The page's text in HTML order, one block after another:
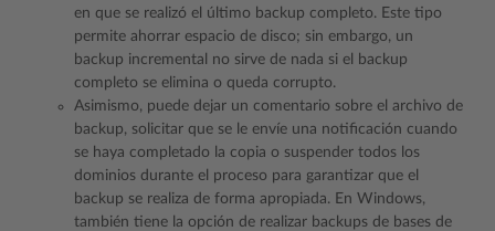
en que se realizó el último backup completo. Este tipo
permite ahorrar espacio de disco; sin embargo, un
backup incremental no sirve de nada si el backup
completo se elimina o queda corrupto.
Asimismo, puede dejar un comentario sobre el archivo de
backup, solicitar que se le envíe una notificación cuando
se haya completado la copia o suspender todos los
dominios durante el proceso para garantizar que el
backup se realiza de forma apropiada. En Windows,
también tiene la opción de realizar backups de bases de